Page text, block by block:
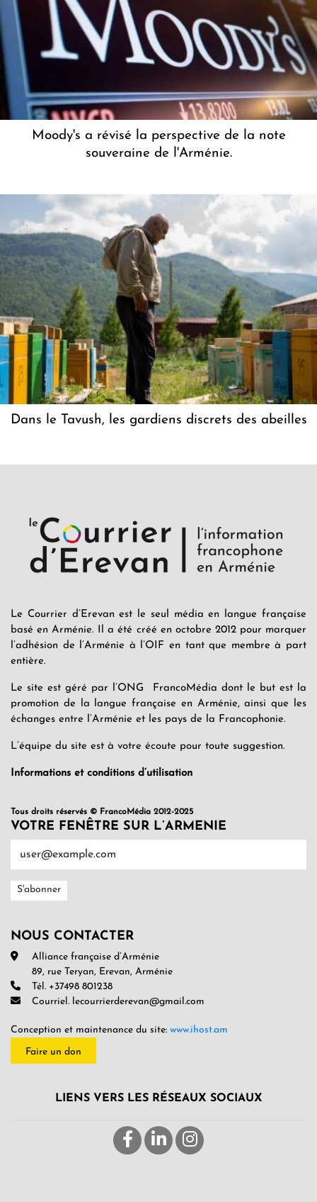
Moody's a révisé la perspective de la note
souveraine de l'Arménie.
Dans le Tavush, les gardiens discrets des abeilles
Le Courrier d’Erevan est le seul média en langue française
basé en Arménie. Il a été créé en octobre 2012 pour marquer
l’adhésion de l’Arménie à l’OIF en tant que membre à part
entière.
Le site est géré par l’ONG FrancoMédia dont le but est la
promotion de la langue française en Arménie, ainsi que les
échanges entre l’Arménie et les pays de la Francophonie.
L’équipe du site est à votre écoute pour toute suggestion.
Informations et conditions d’utilisation
Tous droits réservés © FrancoMédia 2012-2025
VOTRE FENÊTRE SUR L’ARMENIE
NOUS CONTACTER
Alliance française d’Arménie
89, rue Teryan, Erevan, Arménie
Tél. +37498 801238
Courriel. lecourrierderevan@gmail.com
Conception et maintenance du site: www.ihost.am
Faire un don
LIENS VERS LES RÉSEAUX SOCIAUX